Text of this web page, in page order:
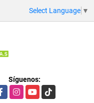
Select Language ▼
Síguenos:
InstagramYouTubeTikTok